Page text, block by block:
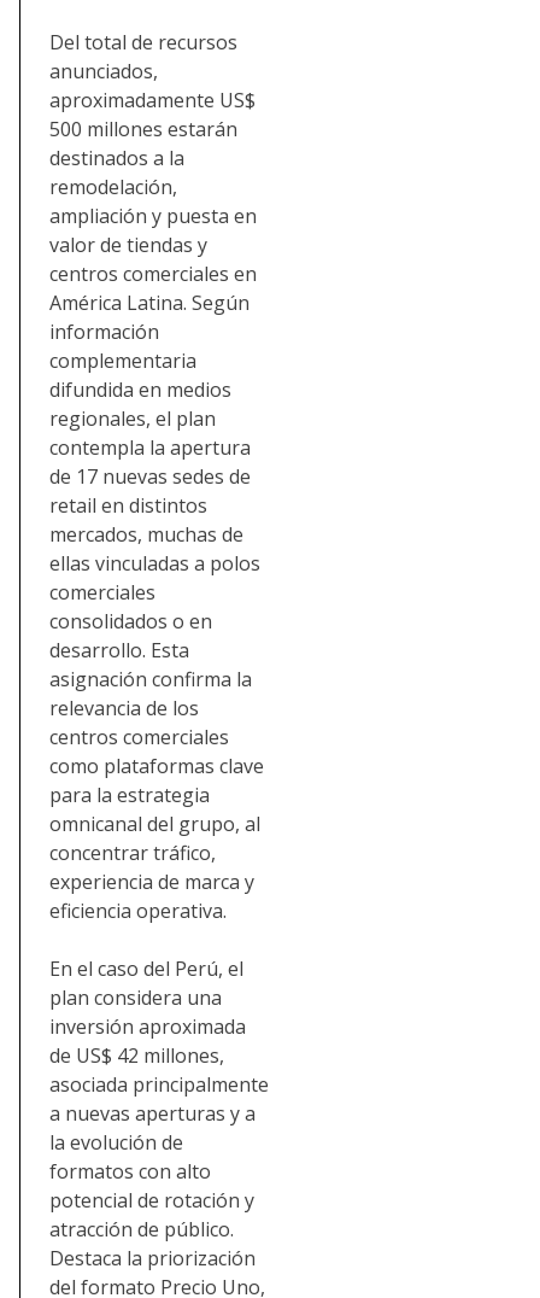
Del total de recursos
anunciados,
aproximadamente US$
500 millones estarán
destinados a la
remodelación,
ampliación y puesta en
valor de tiendas y
centros comerciales en
América Latina. Según
información
complementaria
difundida en medios
regionales, el plan
contempla la apertura
de 17 nuevas sedes de
retail en distintos
mercados, muchas de
ellas vinculadas a polos
comerciales
consolidados o en
desarrollo. Esta
asignación confirma la
relevancia de los
centros comerciales
como plataformas clave
para la estrategia
omnicanal del grupo, al
concentrar tráfico,
experiencia de marca y
eficiencia operativa.
En el caso del Perú, el
plan considera una
inversión aproximada
de US$ 42 millones,
asociada principalmente
a nuevas aperturas y a
la evolución de
formatos con alto
potencial de rotación y
atracción de público.
Destaca la priorización
del formato Precio Uno,